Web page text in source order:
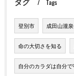
Tags
登別市 成田山瀧
命の大切さを知る
自分のカラダは自分で